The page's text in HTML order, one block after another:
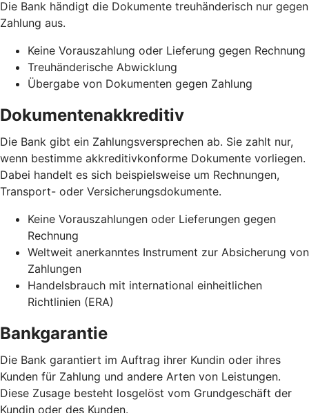
Die Bank händigt die Dokumente treuhänderisch nur gegen
Zahlung aus.
Keine Vorauszahlung oder Lieferung gegen Rechnung
Treuhänderische Abwicklung
Übergabe von Dokumenten gegen Zahlung
Dokumentenakkreditiv
Die Bank gibt ein Zahlungsversprechen ab. Sie zahlt nur,
wenn bestimme akkreditivkonforme Dokumente vorliegen.
Dabei handelt es sich beispielsweise um Rechnungen,
Transport- oder Versicherungsdokumente.
Keine Vorauszahlungen oder Lieferungen gegen
Rechnung
Weltweit anerkanntes Instrument zur Absicherung von
Zahlungen
Handelsbrauch mit international einheitlichen
Richtlinien (ERA)
Bankgarantie
Die Bank garantiert im Auftrag ihrer Kundin oder ihres
Kunden für Zahlung und andere Arten von Leistungen.
Diese Zusage besteht losgelöst vom Grundgeschäft der
Kundin oder des Kunden.